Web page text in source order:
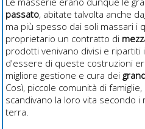
passato, abitate talvolta anche
ma più spesso dai soli massari i
proprietario un contratto di
prodotti venivano divisi e ripartiti
d'essere di queste costruzioni
migliore gestione e cura dei
Così, piccole comunità di
scandivano la loro vita secondo
terra.